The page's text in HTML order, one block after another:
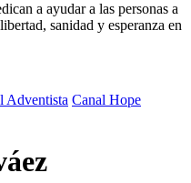
a ayudar a las personas a
sanidad y esperanza en
Adventista Canal Hope